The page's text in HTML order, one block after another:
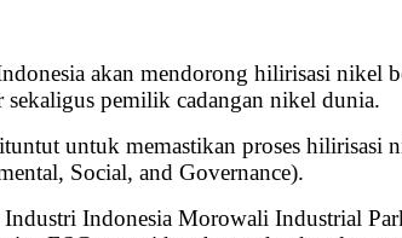
akan mendorong hilirisasi nikel
sekaligus pemilik cadangan nikel dunia.
untuk memastikan proses hilirisasi
Social, and Governance).
Industri Indonesia Morowali Industrial